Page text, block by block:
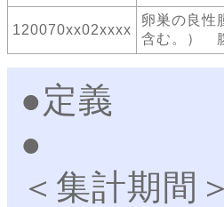
120070xx02xxxx
卵巣の良性
含む。）
●定義
＜集計期間